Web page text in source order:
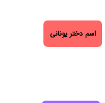
اسم دختر یونانی